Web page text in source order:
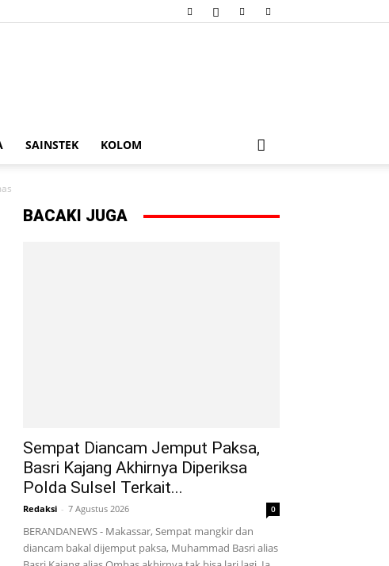
SAINSTEK KOLOM
BACAKI JUGA
Sempat Diancam Jemput Paksa,
Basri Kajang Akhirnya Diperiksa
Polda Sulsel Terkait...
Redaksi - 7 Agustus 2026 0
BERANDANEWS - Makassar, Sempat mangkir dan
diancam bakal dijemput paksa, Muhammad Basri alias